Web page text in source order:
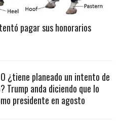
pagar sus honorarios
¿tiene planeado un intento de
Trump anda diciendo que lo
presidente en agosto